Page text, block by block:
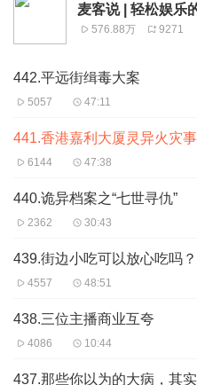
07:54 工作室背后的诡异事件
11:52 神秘失踪：谭咏麟在
15:50 香港与广东的传统文
结构和金属材料
散
27:42 香港大火：小商铺引
31:39 火灾背后的诡异事件：
35:37 神秘的十五楼：出租
43:32 火灾猛于虎：人口密
麦客说 | 轻松娱乐
576.88万 9271
442.平远街缉毒大案
5057 47:11
441.香港嘉利大厦灵异火灾
6144 47:38
440.诡异档案之“七世寻仇”
2362 30:43
439.街边小吃可以放心吃吗？
4557 48:51
438.三位主播商业互夸
4086 10:44
437.那些你以为的大病，其实